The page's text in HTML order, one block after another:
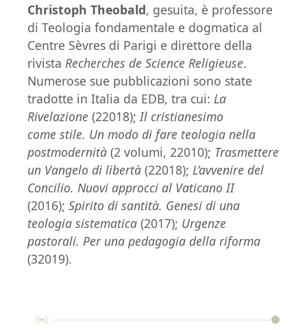
Christoph Theobald, gesuita, è professore
di Teologia fondamentale e dogmatica al
Centre Sèvres di Parigi e direttore della
rivista Recherches de Science Religieuse.
Numerose sue pubblicazioni sono state
tradotte in Italia da EDB, tra cui: La
Rivelazione (22018); Il cristianesimo
come stile. Un modo di fare teologia nella
postmodernità (2 volumi, 22010); Trasmettere
un Vangelo di libertà (22018); L’avvenire del
Concilio. Nuovi approcci al Vaticano II
(2016); Spirito di santità. Genesi di una
teologia sistematica (2017); Urgenze
pastorali. Per una pedagogia della riforma
(32019).